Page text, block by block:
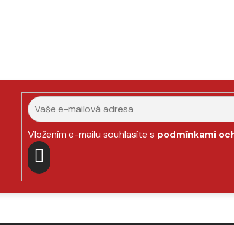
Vložením e-mailu souhlasíte s podmínkami
PŘIHLÁSIT
SE